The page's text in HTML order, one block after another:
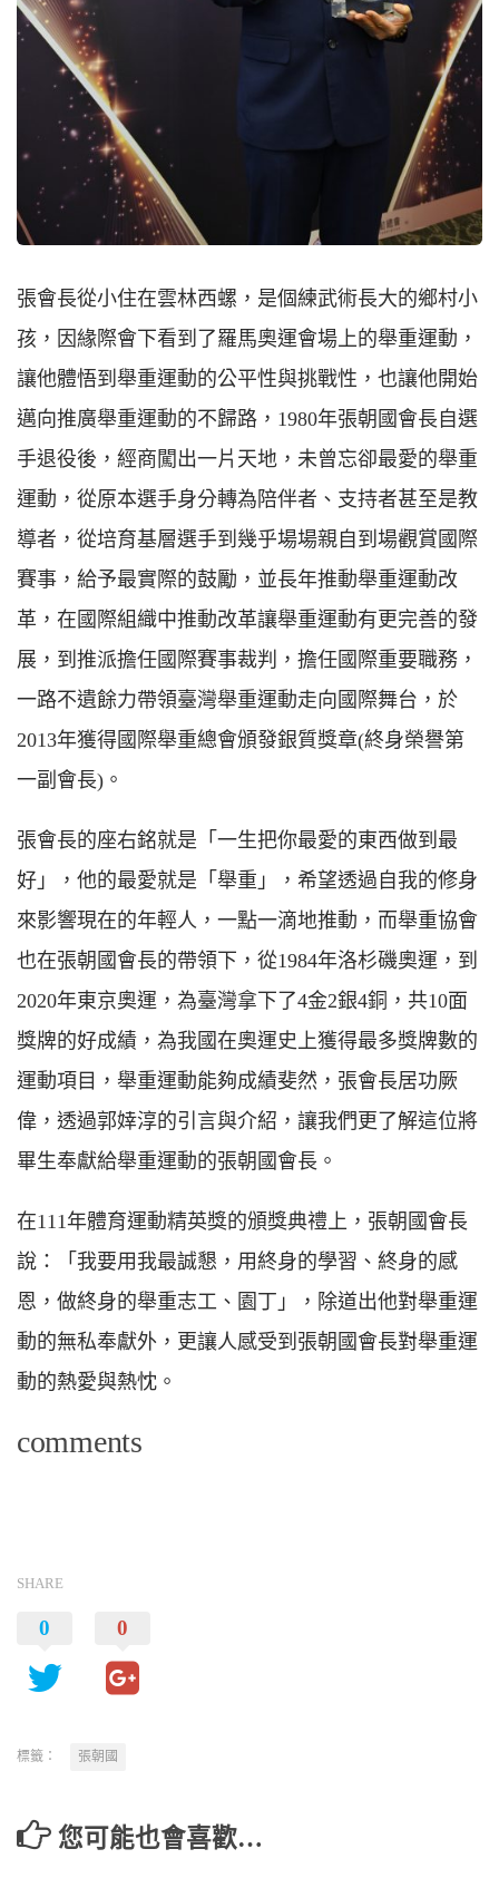
張會長從小住在雲林西螺，是個練武術長大的鄉村小
孩，因緣際會下看到了羅馬奧運會場上的舉重運動，
讓他體悟到舉重運動的公平性與挑戰性，也讓他開始
邁向推廣舉重運動的不歸路，1980年張朝國會長自選
手退役後，經商闖出一片天地，未曾忘卻最愛的舉重
運動，從原本選手身分轉為陪伴者、支持者甚至是教
導者，從培育基層選手到幾乎場場親自到場觀賞國際
賽事，給予最實際的鼓勵，並長年推動舉重運動改
革，在國際組織中推動改革讓舉重運動有更完善的發
展，到推派擔任國際賽事裁判，擔任國際重要職務，
一路不遺餘力帶領臺灣舉重運動走向國際舞台，於
2013年獲得國際舉重總會頒發銀質獎章(終身榮譽第
一副會長)。
張會長的座右銘就是「一生把你最愛的東西做到最
好」，他的最愛就是「舉重」，希望透過自我的修身
來影響現在的年輕人，一點一滴地推動，而舉重協會
也在張朝國會長的帶領下，從1984年洛杉磯奧運，到
2020年東京奧運，為臺灣拿下了4金2銀4銅，共10面
獎牌的好成績，為我國在奧運史上獲得最多獎牌數的
運動項目，舉重運動能夠成績斐然，張會長居功厥
偉，透過郭婞淳的引言與介紹，讓我們更了解這位將
畢生奉獻給舉重運動的張朝國會長。
在111年體育運動精英獎的頒獎典禮上，張朝國會長
說：「我要用我最誠懇，用終身的學習、終身的感
恩，做終身的舉重志工、園丁」，除道出他對舉重運
動的無私奉獻外，更讓人感受到張朝國會長對舉重運
動的熱愛與熱忱。
comments
SHARE
0 0
標籤： 張朝國
您可能也會喜歡…